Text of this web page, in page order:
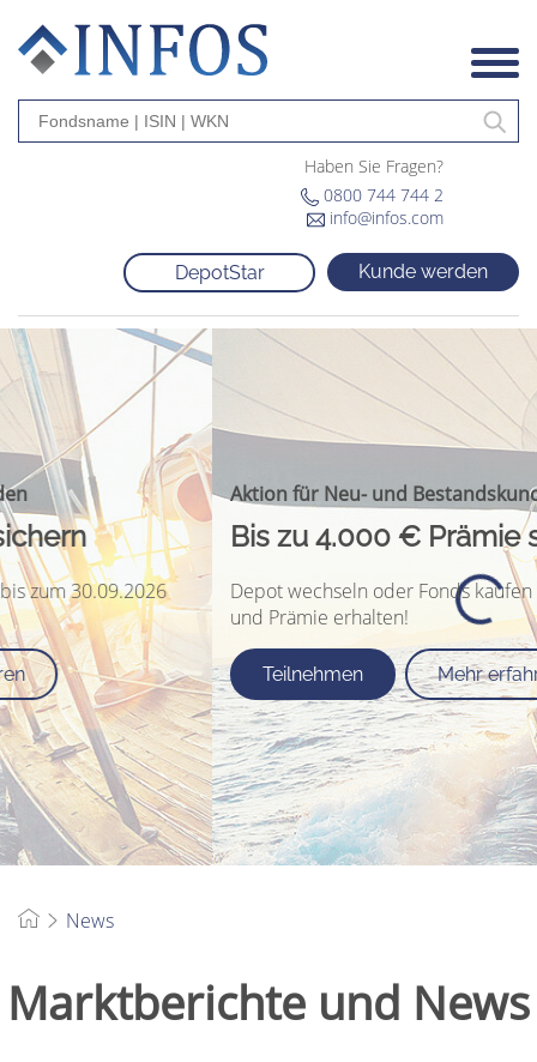
Haben Sie Fragen?
0800 744 744 2
info@infos.com
DepotStar Kunde werden
Bis zu 4.000 € Prämie sichern
Aktion für Neu- und Bestandskunden
Depot wechseln oder Fonds kaufen bis zum 30.09.2026
und Prämie erhalten!
Teilnehmen Mehr erfahren
News
Marktberichte und News